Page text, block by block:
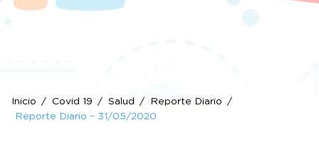
Inicio Covid 19 Salud
Reporte Diario
Reporte Diario – 31/05/2020